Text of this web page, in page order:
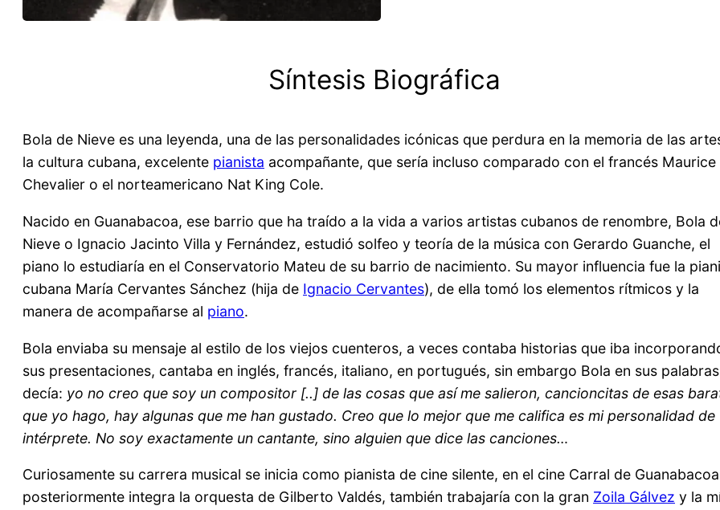
Síntesis Biográfica
Bola de Nieve es una leyenda, una de las personalidades icónicas que perdura en la memoria de las
la cultura cubana, excelente pianista acompañante, que sería incluso comparado con el francés Maurice
Chevalier o el norteamericano Nat King Cole.
Nacido en Guanabacoa, ese barrio que ha traído a la vida a varios artistas cubanos de renombre, Bola
Nieve o Ignacio Jacinto Villa y Fernández, estudió solfeo y teoría de la música con Gerardo Guanche, el
piano lo estudiaría en el Conservatorio Mateu de su barrio de nacimiento. Su mayor influencia fue la
cubana María Cervantes Sánchez (hija de Ignacio Cervantes), de ella tomó los elementos rítmicos y la
manera de acompañarse al piano.
Bola enviaba su mensaje al estilo de los viejos cuenteros, a veces contaba historias que iba
sus presentaciones, cantaba en inglés, francés, italiano, en portugués, sin embargo Bola en sus palabras
decía: yo no creo que soy un compositor [..] de las cosas que así me salieron, cancioncitas de esas
que yo hago, hay algunas que me han gustado. Creo que lo mejor que me califica es mi personalidad de
intérprete. No soy exactamente un cantante, sino alguien que dice las canciones…
Curiosamente su carrera musical se inicia como pianista de cine silente, en el cine Carral de
posteriormente integra la orquesta de Gilberto Valdés, también trabajaría con la gran Zoila Gálvez y la